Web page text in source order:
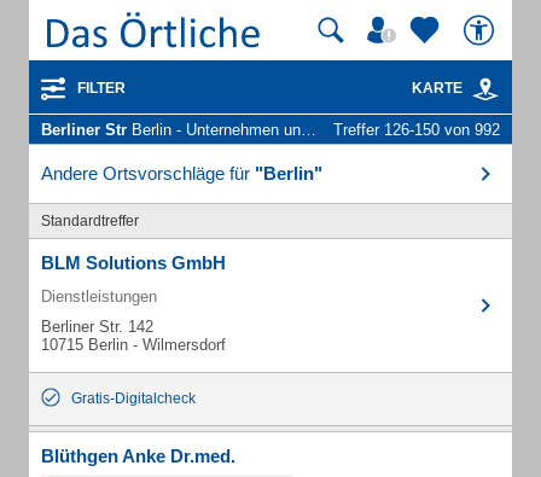
FILTER KARTE
Berliner Str Berlin - Unternehmen und Personen Treffer 126-150 von 992
Andere Ortsvorschläge für "Berlin"
Standardtreffer
BLM Solutions GmbH
Dienstleistungen
Berliner Str. 142
10715 Berlin - Wilmersdorf
Gratis-Digitalcheck
Blüthgen Anke Dr.med.